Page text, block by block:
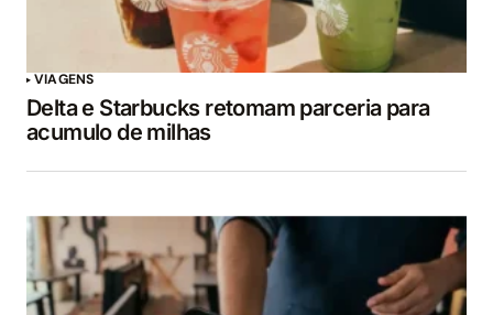
VIAGENS
Delta e Starbucks retomam parceria para
acumulo de milhas